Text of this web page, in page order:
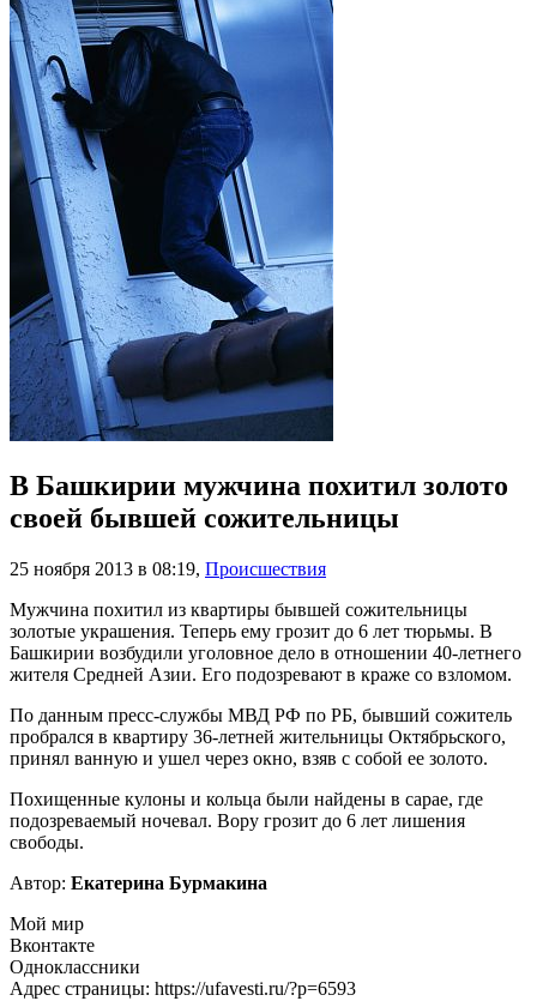
В Башкирии мужчина похитил золото
своей бывшей сожительницы
25 ноября 2013 в 08:19, Происшествия
Мужчина похитил из квартиры бывшей сожительницы
золотые украшения. Теперь ему грозит до 6 лет тюрьмы. В
Башкирии возбудили уголовное дело в отношении 40-летнего
жителя Средней Азии. Его подозревают в краже со взломом.
По данным пресс-службы МВД РФ по РБ, бывший сожитель
пробрался в квартиру 36-летней жительницы Октябрьского,
принял ванную и ушел через окно, взяв с собой ее золото.
Похищенные кулоны и кольца были найдены в сарае, где
подозреваемый ночевал. Вору грозит до 6 лет лишения
свободы.
Автор: Екатерина Бурмакина
Мой мир
Вконтакте
Одноклассники
Адрес страницы: https://ufavesti.ru/?p=6593